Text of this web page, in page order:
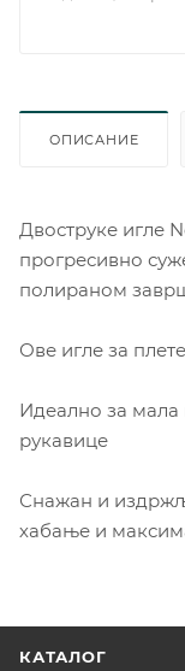
ОПИСАНИЕ
Двоструке игле
прогресивно
полираном
Ове игле за
Идеално за мала
рукавице
Снажан и
хабање и
КАТАЛОГ